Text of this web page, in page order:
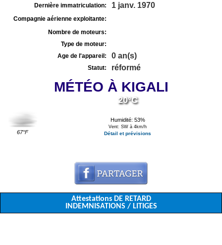
Dernière immatriculation: 1 janv. 1970
Compagnie aérienne exploitante:
Nombre de moteurs:
Type de moteur:
Age de l'appareil:
0 an(s)
Statut: réformé
MÉTÉO À KIGALI
67°F
20°C
Humidité: 53%
Vent: SW à 4km/h
Détail et prévisions
Attestations DE RETARD
INDEMNISATIONS / LITIGES